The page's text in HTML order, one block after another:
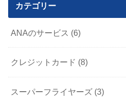
カテゴリー
ANAのサービス (6)
クレジットカード (8)
スーパーフライヤーズ (3)